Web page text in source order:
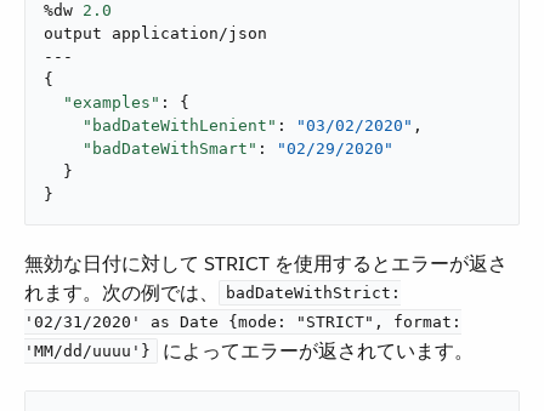
%dw 2.0
output application/json
---
{
"examples" : {
"badDateWithLenient" : "03/02/2020" ,
"badDateWithSmart" :
"02/29/2020"
  }
}
無効な日付に対して STRICT を使用するとエラーが返さ
れます。次の例では、​
badDateWithStrict:
'02/31/2020' as Date {mode: "STRICT", format:
'MM/dd/uuuu'}
​ によってエラーが返されています。